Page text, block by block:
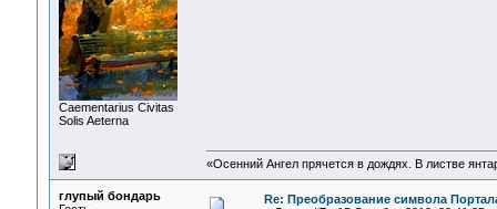
Сaementarius Civitas
Solis Aeterna
«Осенний Ангел прячется в дождях. В листве
глупый бондарь
Re: Преобразование символа